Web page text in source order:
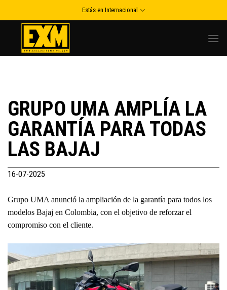
to
Estás en Internacional
GRUPO UMA AMPLÍA LA
GARANTÍA PARA TODAS
LAS BAJAJ
16-07-2025
Grupo UMA anunció la ampliación de la garantía para todos los
modelos Bajaj en Colombia, con el objetivo de reforzar el
compromiso con el cliente.